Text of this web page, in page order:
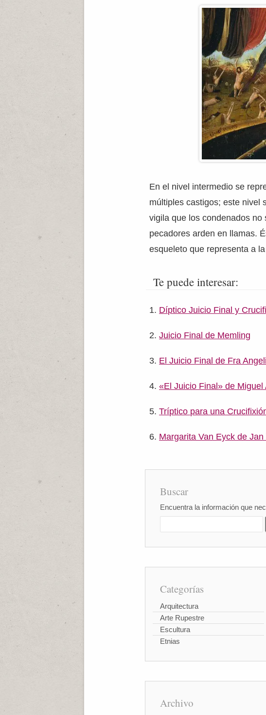
En el nivel intermedio se
múltiples castigos; este nivel
vigila que los condenados
pecadores arden en llamas.
esqueleto que representa a
Te puede interesar:
Díptico Juicio Final y
Juicio Final de Memling
El Juicio Final de Fra
«El Juicio Final» de Miguel
Tríptico para una
Margarita Van Eyck de Jan
Buscar
Encuentra la información que
Categorías
Arquitectura
Arte Rupestre
Escultura
Etnias
Archivo